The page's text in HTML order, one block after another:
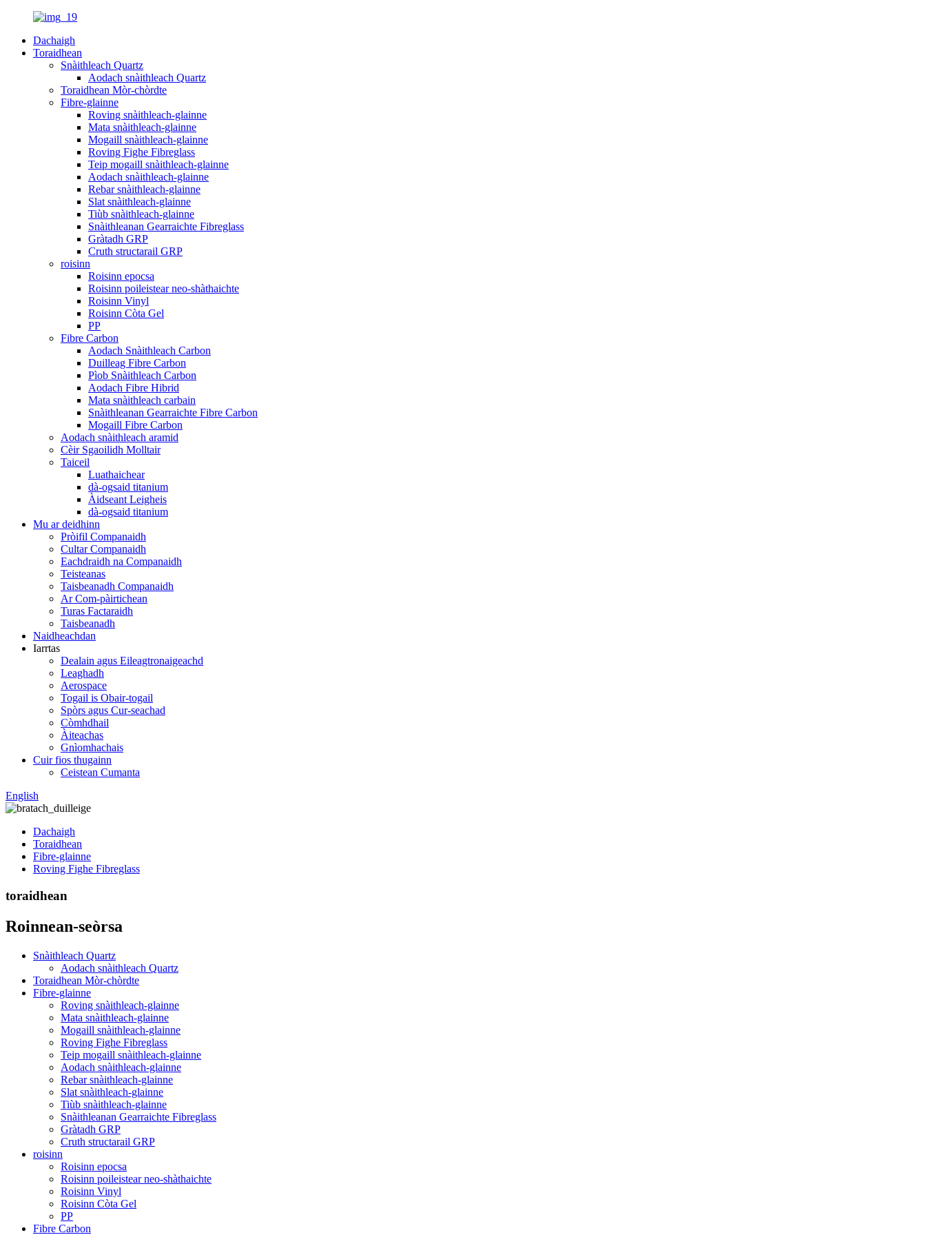
Dachaigh
Toraidhean
Snàithleach Quartz
Aodach snàithleach Quartz
Toraidhean Mòr-chòrdte
Fibre-glainne
Roving snàithleach-glainne
Mata snàithleach-glainne
Mogaill snàithleach-glainne
Roving Fighe Fibreglass
Teip mogaill snàithleach-glainne
Aodach snàithleach-glainne
Rebar snàithleach-glainne
Slat snàithleach-glainne
Tiùb snàithleach-glainne
Snàithleanan Gearraichte Fibreglass
Gràtadh GRP
Cruth structarail GRP
roisinn
Roisinn epocsa
Roisinn poileistear neo-shàthaichte
Roisinn Vinyl
Roisinn Còta Gel
PP
Fibre Carbon
Aodach Snàithleach Carbon
Duilleag Fibre Carbon
Pìob Snàithleach Carbon
Aodach Fibre Hibrid
Mata snàithleach carbain
Snàithleanan Gearraichte Fibre Carbon
Mogaill Fibre Carbon
Aodach snàithleach aramid
Cèir Sgaoilidh Molltair
Taiceil
Luathaichear
dà-ogsaid titanium
Àidseant Leigheis
dà-ogsaid titanium
Mu ar deidhinn
Pròifil Companaidh
Cultar Companaidh
Eachdraidh na Companaidh
Teisteanas
Taisbeanadh Companaidh
Ar Com-pàirtichean
Turas Factaraidh
Taisbeanadh
Naidheachdan
Iarrtas
Dealain agus Eileagtronaigeachd
Leaghadh
Aerospace
Togail is Obair-togail
Spòrs agus Cur-seachad
Còmhdhail
Àiteachas
Gnìomhachais
Cuir fios thugainn
Ceistean Cumanta
English
Dachaigh
Toraidhean
Fibre-glainne
Roving Fighe Fibreglass
toraidhean
Roinnean-seòrsa
Snàithleach Quartz
Aodach snàithleach Quartz
Toraidhean Mòr-chòrdte
Fibre-glainne
Roving snàithleach-glainne
Mata snàithleach-glainne
Mogaill snàithleach-glainne
Roving Fighe Fibreglass
Teip mogaill snàithleach-glainne
Aodach snàithleach-glainne
Rebar snàithleach-glainne
Slat snàithleach-glainne
Tiùb snàithleach-glainne
Snàithleanan Gearraichte Fibreglass
Gràtadh GRP
Cruth structarail GRP
roisinn
Roisinn epocsa
Roisinn poileistear neo-shàthaichte
Roisinn Vinyl
Roisinn Còta Gel
PP
Fibre Carbon